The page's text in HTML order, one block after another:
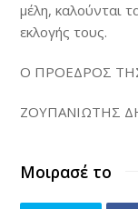
μέλη, καλούνται
εκλογής τους.
Ο ΠΡΟΕΔΡΟΣ
ΖΟΥΠΑΝΙΩΤΗΣ
Μοιρασέ το